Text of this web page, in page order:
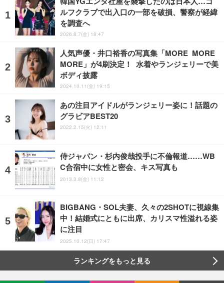
ルフクラブで出入口の一部を破損、警察が経緯
を調査へ
2026.8.7(金) 18:47
人気声優・井口裕香の写真集「MORE MORE
MORE」が4刷決定！ 水着やランジェリーで美
ボディ披露
2024.10.11(金) 19:15
あの注目アイドルがランジェリー姿に！話題の
グラビアBEST20
2022.2.15(火) 12:11
侍ジャパン・杉内俊哉投手に不倫報道……WB
C合宿中に女性と密会、キス写真も
2013.3.8(金) 11:12
BIGBANG・SOL夫妻、久々の2SHOTに視線集
中！結婚式にともに出席、カリスマ性溢れる姿
に注目
2025.10.12(日) 17:47
ランキングをもっと見る